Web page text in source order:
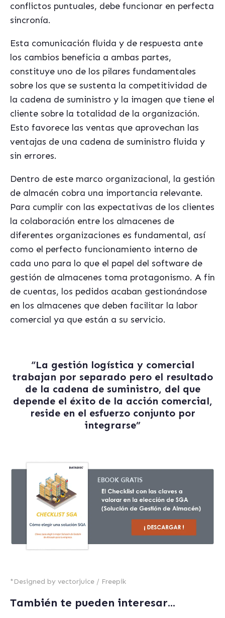
conflictos puntuales, debe funcionar en perfecta
sincronía.
Esta comunicación fluida y de respuesta ante
los cambios beneficia a ambas partes,
constituye uno de los pilares fundamentales
sobre los que se sustenta la competitividad de
la cadena de suministro y la imagen que tiene el
cliente sobre la totalidad de la organización.
Esto favorece las ventas que aprovechan las
ventajas de una cadena de suministro fluida y
sin errores.
Dentro de este marco organizacional, la gestión
de almacén cobra una importancia relevante.
Para cumplir con las expectativas de los clientes
la colaboración entre los almacenes de
diferentes organizaciones es fundamental, así
como el perfecto funcionamiento interno de
cada uno para lo que el papel del software de
gestión de almacenes toma protagonismo. A fin
de cuentas, los pedidos acaban gestionándose
en los almacenes que deben facilitar la labor
comercial ya que están a su servicio.
“La gestión logística y comercial
trabajan por separado pero el resultado
de la cadena de suministro, del que
depende el éxito de la acción comercial,
reside en el esfuerzo conjunto por
integrarse”
*Designed by vectorjuice / Freepik
También te pueden interesar...